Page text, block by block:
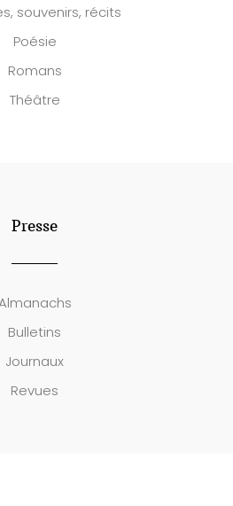
souvenirs, récits
Poésie
Romans
Théâtre
Presse
Bulletins
Journaux
Revues